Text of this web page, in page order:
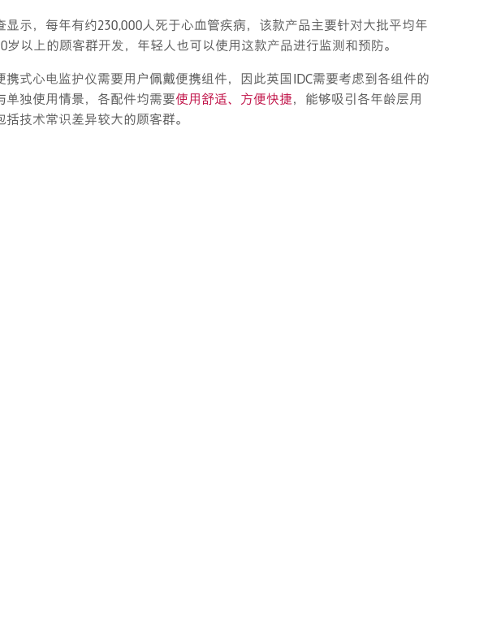
显示，每年有约230,000人死于心血管疾病，该款产品主要针对大批平均年
岁以上的顾客群开发，年轻人也可以使用这款产品进行监测和预防。
携式心电监护仪需要用户佩戴便携组件，因此英国IDC需要考虑到各组件的
单独使用情景，各配件均需要使用舒适、方便快捷，能够吸引各年龄层用
括技术常识差异较大的顾客群。